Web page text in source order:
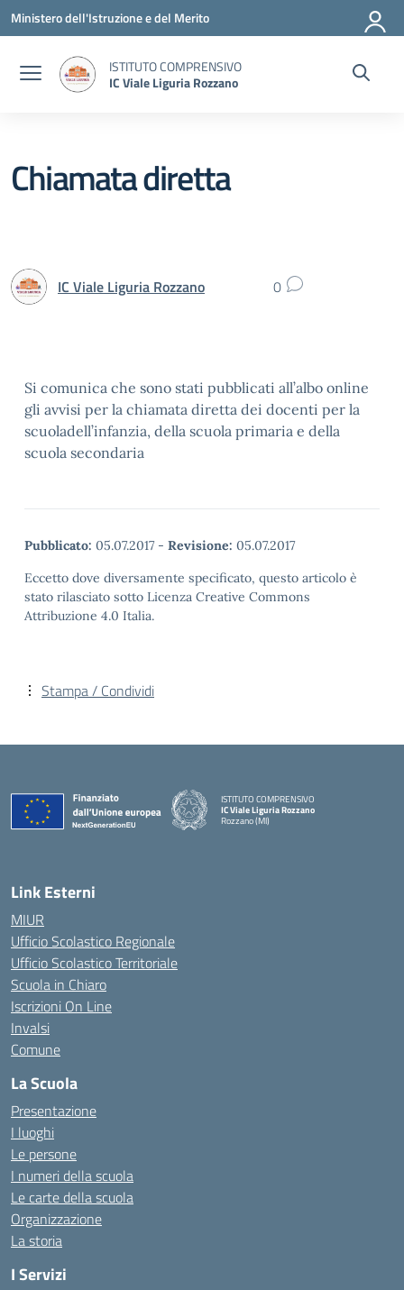
Vai ai contenuti
Vai al menu di navigazione
Vai al footer
Ministero dell'Istruzione e del Merito
ISTITUTO COMPRENSIVO
IC Viale Liguria Rozzano
Chiamata diretta
IC Viale Liguria Rozzano 0
Si comunica che sono stati pubblicati all’albo online
gli avvisi per la chiamata diretta dei docenti per la
scuoladell’infanzia, della scuola primaria e della
scuola secondaria
Pubblicato: 05.07.2017 - Revisione: 05.07.2017
Eccetto dove diversamente specificato, questo articolo è
stato rilasciato sotto Licenza Creative Commons
Attribuzione 4.0 Italia.
Stampa / Condividi
ISTITUTO COMPRENSIVO
IC Viale Liguria Rozzano
Rozzano (MI)
Link Esterni
MIUR
Ufficio Scolastico Regionale
Ufficio Scolastico Territoriale
Scuola in Chiaro
Iscrizioni On Line
Invalsi
Comune
La Scuola
Presentazione
I luoghi
Le persone
I numeri della scuola
Le carte della scuola
Organizzazione
La storia
I Servizi